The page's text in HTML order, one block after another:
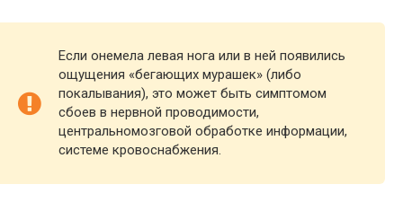
Если онемела левая нога или в ней появились
ощущения «бегающих мурашек» (либо
покалывания), это может быть симптомом
сбоев в нервной проводимости,
центральномозговой обработке информации,
системе кровоснабжения.